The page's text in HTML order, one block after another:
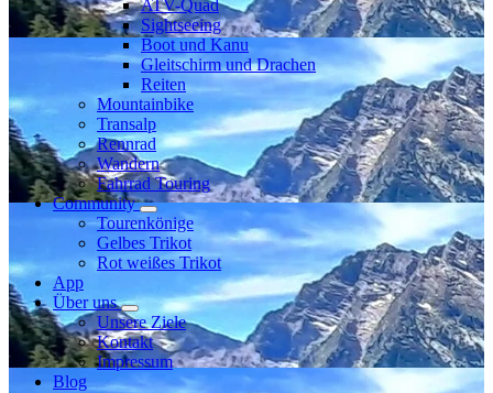
ATV-Quad
Sightseeing
Boot und Kanu
Gleitschirm und Drachen
Reiten
Mountainbike
Transalp
Rennrad
Wandern
Fahrrad Touring
Community
Tourenkönige
Gelbes Trikot
Rot weißes Trikot
App
Über uns
Unsere Ziele
Kontakt
Impressum
Blog